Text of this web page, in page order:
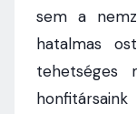
sem a
hatalmas
tehetséges